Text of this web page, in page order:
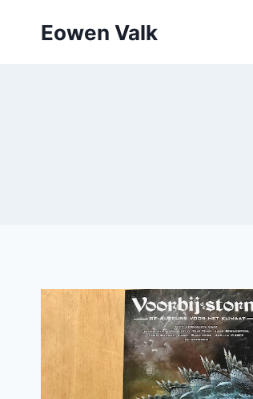
Eowen Valk